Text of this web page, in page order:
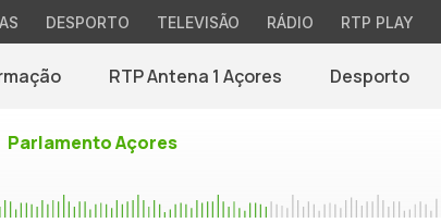
DESPORTO TELEVISÃO RÁDIO RTP PLAY
RTP Antena 1 Açores Desporto
Parlamento Açores